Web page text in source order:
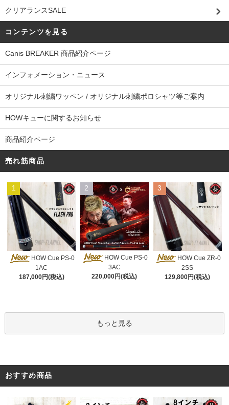
クリアランスSALE
コンテンツを見る
Canis BREAKER 商品紹介ページ
インフォメーション・ニュース
オリジナル刺繍ワッペン / オリジナル刺繍ポロシャツ等ご案内
HOWキューに関するお知らせ
商品紹介ページ
売れ筋商品
1
HOW Cue PS-0
1AC
187,000円(税込)
2
HOW Cue PS-0
3AC
220,000円(税込)
3
HOW Cue ZR-0
2SS
129,800円(税込)
もっと見る
おすすめ商品